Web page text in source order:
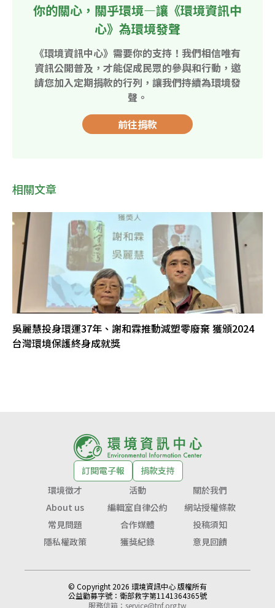
你的關心，關乎環境—讓《環境資訊中
心》為環境發聲
《環境資訊中心》需要你的支持！我們相信唯有
資訊公開普及，才能促成民眾的參與和行動，邀
請您加入定期捐款的行列，讓我們持續為環境發
聲。
前往捐款
相關文章
吳麗慧投身環運37年、謝和霖推動減塑零廢棄 獲頒2024
台灣環境保護終身成就獎
訂閱電子報
捐款支持
環境徵才
活動
關於我們
About us
編輯室自律公約
網站授權條款
常見問題
合作媒體
投稿須知
隱私權政策
獲獎紀錄 意見回饋
© Copyright 2026 環境資訊中心 版權所有
公益勸募字號： 衛部救字第1141364365號
服務信箱： service@tnf.org.tw